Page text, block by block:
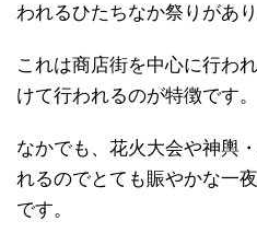
われるひたちなか祭りがあり
これは商店街を中心に行わ
けて行われるのが特徴です。
なかでも、花火大会や神輿
れるのでとても賑やかな一
です。